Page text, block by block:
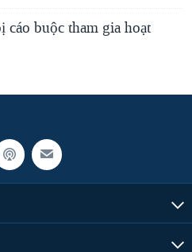
buộc tham gia hoạt